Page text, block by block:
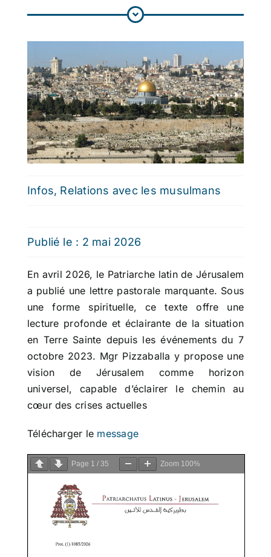
Agenda
Infos, Relations avec les musulmans
Publié le : 2 mai 2026
En avril 2026, le Patriarche latin de Jérusalem
a publié une lettre pastorale marquante. Sous
une forme spirituelle, ce texte offre une
lecture profonde et éclairante de la situation
en Terre Sainte depuis les événements du 7
octobre 2023. Mgr Pizzaballa y propose une
vision de Jérusalem comme horizon
universel, capable d’éclairer le chemin au
cœur des crises actuelles
Télécharger le message
Page 1 / 35 Zoom 100%